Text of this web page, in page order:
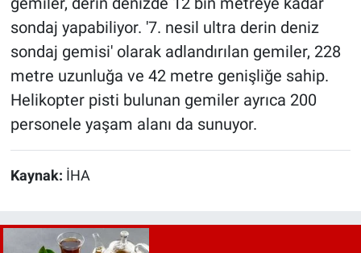
sondaj yapabiliyor. '7. nesil ultra derin deniz
sondaj gemisi' olarak adlandırılan gemiler, 228
metre uzunluğa ve 42 metre genişliğe sahip.
Helikopter pisti bulunan gemiler ayrıca 200
personele yaşam alanı da sunuyor.
Kaynak: İHA